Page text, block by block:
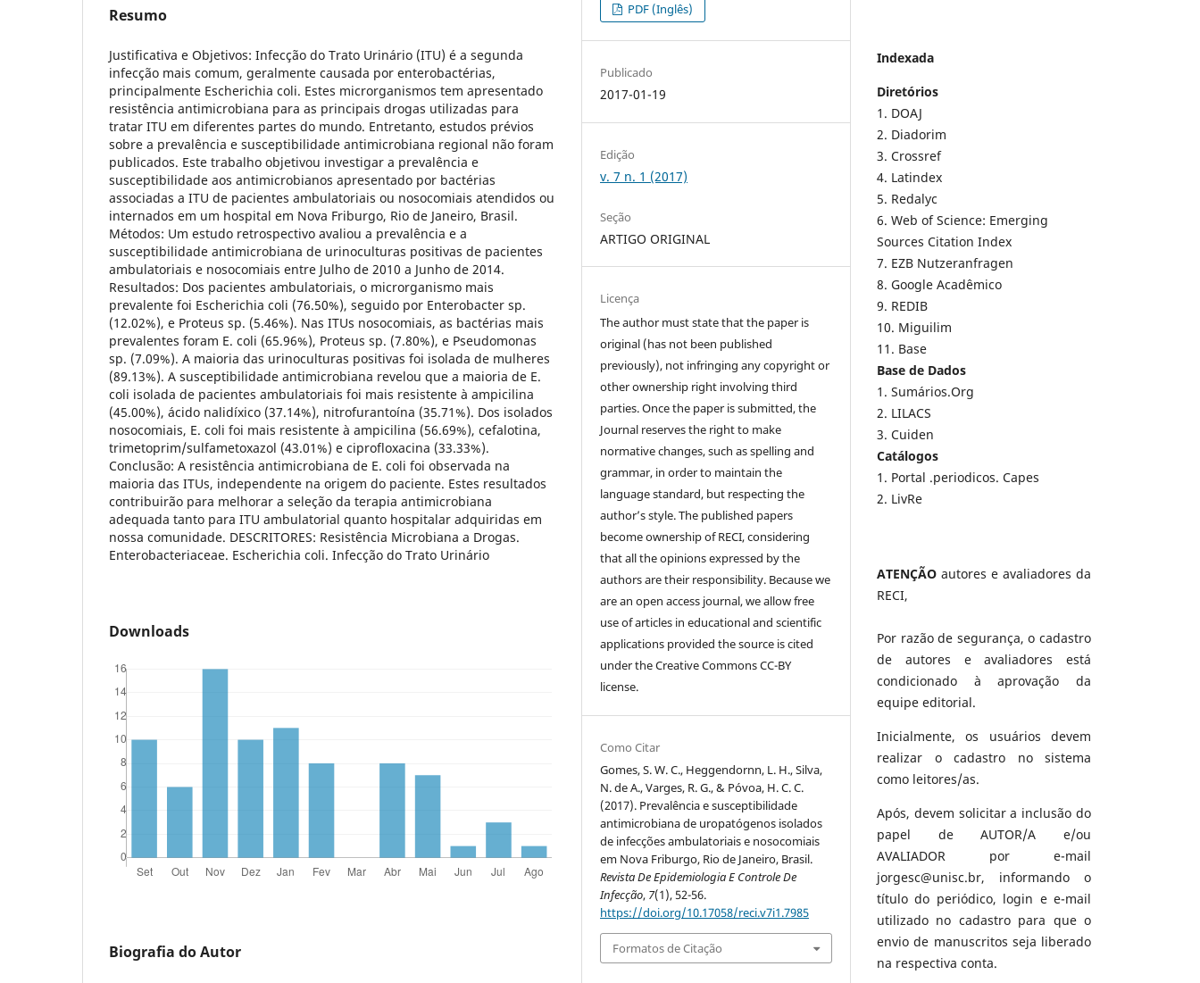
Resumo
Justificativa e Objetivos: Infecção do Trato Urinário (ITU) é a segunda
infecção mais comum, geralmente causada por enterobactérias,
principalmente Escherichia coli. Estes microrganismos tem apresentado
resistência antimicrobiana para as principais drogas utilizadas para
tratar ITU em diferentes partes do mundo. Entretanto, estudos prévios
sobre a prevalência e susceptibilidade antimicrobiana regional não foram
publicados. Este trabalho objetivou investigar a prevalência e
susceptibilidade aos antimicrobianos apresentado por bactérias
associadas a ITU de pacientes ambulatoriais ou nosocomiais atendidos ou
internados em um hospital em Nova Friburgo, Rio de Janeiro, Brasil.
Métodos: Um estudo retrospectivo avaliou a prevalência e a
susceptibilidade antimicrobiana de urinoculturas positivas de pacientes
ambulatoriais e nosocomiais entre Julho de 2010 a Junho de 2014.
Resultados: Dos pacientes ambulatoriais, o microrganismo mais
prevalente foi Escherichia coli (76.50%), seguido por Enterobacter sp.
(12.02%), e Proteus sp. (5.46%). Nas ITUs nosocomiais, as bactérias mais
prevalentes foram E. coli (65.96%), Proteus sp. (7.80%), e Pseudomonas
sp. (7.09%). A maioria das urinoculturas positivas foi isolada de mulheres
(89.13%). A susceptibilidade antimicrobiana revelou que a maioria de E.
coli isolada de pacientes ambulatoriais foi mais resistente à ampicilina
(45.00%), ácido nalidíxico (37.14%), nitrofurantoína (35.71%). Dos isolados
nosocomiais, E. coli foi mais resistente à ampicilina (56.69%), cefalotina,
trimetoprim/sulfametoxazol (43.01%) e ciprofloxacina (33.33%).
Conclusão: A resistência antimicrobiana de E. coli foi observada na
maioria das ITUs, independente na origem do paciente. Estes resultados
contribuirão para melhorar a seleção da terapia antimicrobiana
adequada tanto para ITU ambulatorial quanto hospitalar adquiridas em
nossa comunidade. DESCRITORES: Resistência Microbiana a Drogas.
Enterobacteriaceae. Escherichia coli. Infecção do Trato Urinário
Downloads
Biografia do Autor
PDF (Inglês)
Publicado
2017-01-19
Edição
v. 7 n. 1 (2017)
Seção
ARTIGO ORIGINAL
Licença
The author must state that the paper is
original (has not been published
previously), not infringing any copyright or
other ownership right involving third
parties. Once the paper is submitted, the
Journal reserves the right to make
normative changes, such as spelling and
grammar, in order to maintain the
language standard, but respecting the
author’s style. The published papers
become ownership of RECI, considering
that all the opinions expressed by the
authors are their responsibility. Because we
are an open access journal, we allow free
use of articles in educational and scientific
applications provided the source is cited
under the Creative Commons CC-BY
license.
Como Citar
Gomes, S. W. C., Heggendornn, L. H., Silva,
N. de A., Varges, R. G., & Póvoa, H. C. C.
(2017). Prevalência e susceptibilidade
antimicrobiana de uropatógenos isolados
de infecções ambulatoriais e nosocomiais
em Nova Friburgo, Rio de Janeiro, Brasil.
Revista De Epidemiologia E Controle De
Infecção, 7(1), 52-56.
https://doi.org/10.17058/reci.v7i1.7985
Formatos de Citação
Indexada
Diretórios
1. DOAJ
2. Diadorim
3. Crossref
4. Latindex
5. Redalyc
6. Web of Science: Emerging
Sources Citation Index
7. EZB Nutzeranfragen
8. Google Acadêmico
9. REDIB
10. Miguilim
11. Base
Base de Dados
1. Sumários.Org
2. LILACS
3. Cuiden
Catálogos
1. Portal .periodicos. Capes
2. LivRe
ATENÇÃO autores e avaliadores da
RECI,
Por razão de segurança, o cadastro
de autores e avaliadores está
condicionado à aprovação da
equipe editorial.
Inicialmente, os usuários devem
realizar o cadastro no sistema
como leitores/as.
Após, devem solicitar a inclusão do
papel de AUTOR/A e/ou
AVALIADOR por e-mail
jorgesc@unisc.br, informando o
título do periódico, login e e-mail
utilizado no cadastro para que o
envio de manuscritos seja liberado
na respectiva conta.